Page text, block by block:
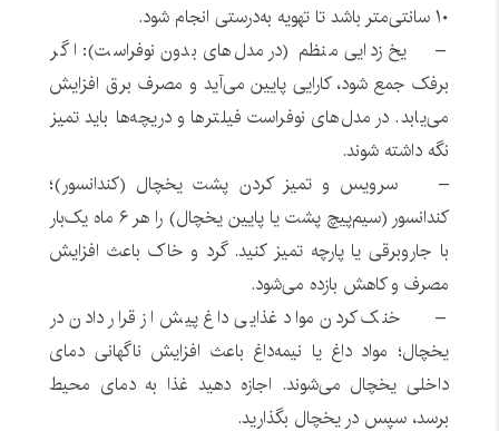
۱۰ سانتی‌متر باشد تا تهویه به‌درستی انجام شود.
– یخ زدایی منظم (در مدل‌های بدون نوفراست): اگر
برفک جمع شود، کارایی پایین می‌آید و مصرف برق افزایش
می‌یابد. در مدل‌های نوفراست فیلترها و دریچه‌ها باید تمیز
نگه داشته شوند.
– سرویس و تمیز کردن پشت یخچال (کندانسور)؛
کندانسور (سیم‌پیچ پشت یا پایین یخچال) را هر ۶ ماه یک‌بار
با جاروبرقی یا پارچه تمیز کنید. گرد و خاک باعث افزایش
مصرف و کاهش بازده می‌شود.
– خنک کردن مواد غذایی داغ پیش از قرار دادن در
یخچال؛ مواد داغ یا نیمه‌داغ باعث افزایش ناگهانی دمای
داخلی یخچال می‌شوند. اجازه دهید غذا به دمای محیط
برسد، سپس در یخچال بگذارید.